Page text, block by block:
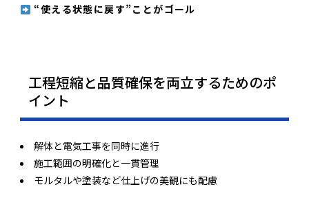
“使える状態に戻す”ことがゴール
工程短縮と品質確保を両立するためのポ
イント
解体と電気工事を同時に進行
施工範囲の明確化と一貫管理
モルタルや塗装など仕上げの美観にも配慮